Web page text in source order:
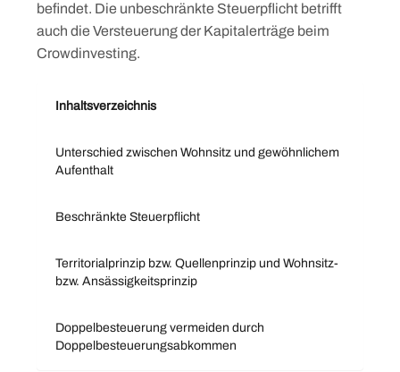
befindet. Die unbeschränkte Steuerpflicht betrifft
auch die Versteuerung der Kapitalerträge beim
Crowdinvesting.
Inhaltsverzeichnis
Unterschied zwischen Wohnsitz und gewöhnlichem
Aufenthalt
Beschränkte Steuerpflicht
Territorialprinzip bzw. Quellenprinzip und Wohnsitz-
bzw. Ansässigkeitsprinzip
Doppelbesteuerung vermeiden durch
Doppelbesteuerungsabkommen